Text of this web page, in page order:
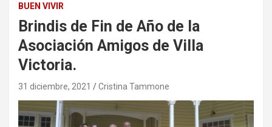
BUEN VIVIR
Brindis de Fin de Año de la
Asociación Amigos de Villa
Victoria.
31 diciembre, 2021 Cristina Tammone